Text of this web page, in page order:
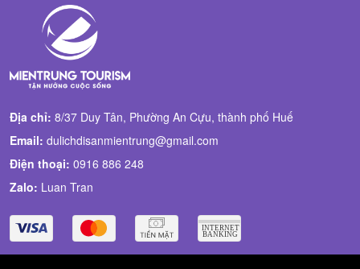
Địa chỉ: 8/37 Duy Tân, Phường An Cựu, thành phố Huế
Email: dulichdisanmientrung@gmail.com
Điện thoại: 0916 886 248
Zalo: Luan Tran